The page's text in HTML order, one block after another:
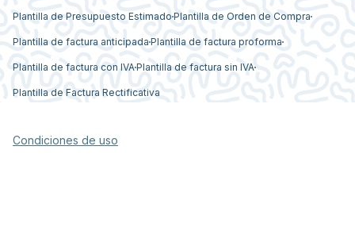
Plantilla de Presupuesto Estimado Plantilla de Orden de Compra
Plantilla de factura anticipada Plantilla de factura proforma
Plantilla de factura con IVA Plantilla de factura sin IVA
Plantilla de Factura Rectificativa
Condiciones de uso